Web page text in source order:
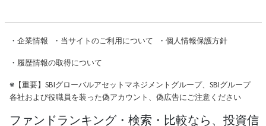
・ 企業情報 ・ 当サイトのご利用について ・ 個人情報保護方針
・ 履歴情報の取得について
※【重要】SBIグローバルアセットマネジメントグループ、SBIグループ
各社および役職員を装った偽アカウント、偽広告にご注意ください
ファンドランキング・検索・比較なら、投資信